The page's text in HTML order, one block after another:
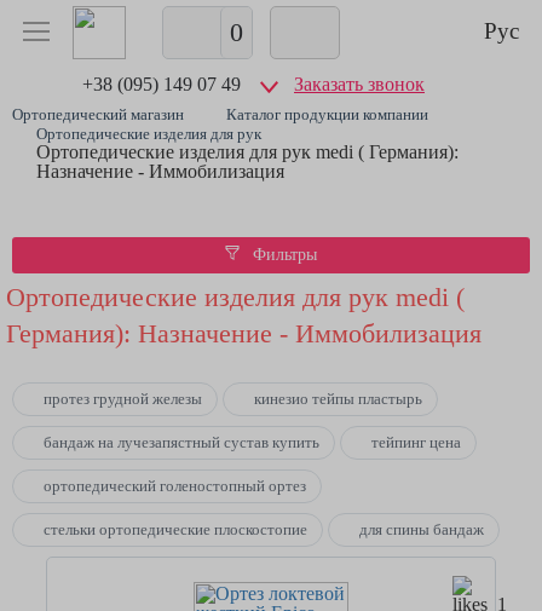
0 Рус
+38 (095) 149 07 49 Заказать звонок
Ортопедический магазин
Каталог продукции компании
Ортопедические изделия для рук
Ортопедические изделия для рук medi ( Германия):
Назначение - Иммобилизация
Фильтры
Ортопедические изделия для рук medi (
Германия): Назначение - Иммобилизация
протез грудной железы кинезио тейпы пластырь
бандаж на лучезапястный сустав купить тейпинг цена
ортопедический голеностопный ортез
стельки ортопедические плоскостопие для спины бандаж